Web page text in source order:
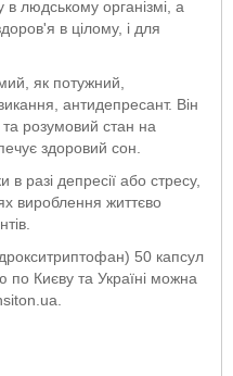
людському організмі, а
в цілому, і для
як потужний,
антидепресант. Він
розумовий стан на
здоровий сон.
в разі депресії або стресу,
вироблення життєво
50 капсул
по Києву та Україні можна